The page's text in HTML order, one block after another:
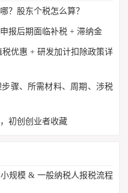
？股东个税怎么算？
报后期面临补税 + 滞纳金
优惠 + 研发加计扣除政策详
骤、所需材料、周期、涉税
初创创业者收藏
规模 & 一般纳税人报税流程